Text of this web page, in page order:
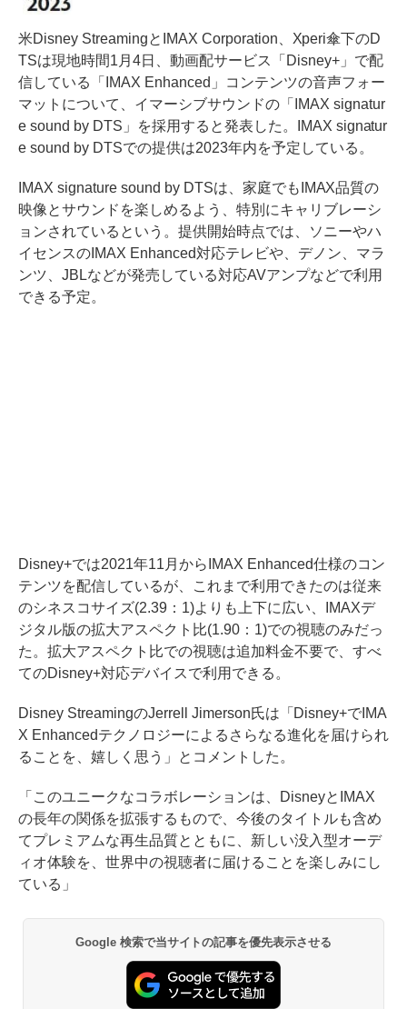
米Disney StreamingとIMAX Corporation、Xperi傘下のD
TSは現地時間1月4日、動画配サービス「Disney+」で配
信している「IMAX Enhanced」コンテンツの音声フォー
マットについて、イマーシブサウンドの「IMAX signatur
e sound by DTS」を採用すると発表した。IMAX signatur
e sound by DTSでの提供は2023年内を予定している。
IMAX signature sound by DTSは、家庭でもIMAX品質の
映像とサウンドを楽しめるよう、特別にキャリブレーシ
ョンされているという。提供開始時点では、ソニーやハ
イセンスのIMAX Enhanced対応テレビや、デノン、マラ
ンツ、JBLなどが発売している対応AVアンプなどで利用
できる予定。
Disney+では2021年11月からIMAX Enhanced仕様のコン
テンツを配信しているが、これまで利用できたのは従来
のシネスコサイズ(2.39：1)よりも上下に広い、IMAXデ
ジタル版の拡大アスペクト比(1.90：1)での視聴のみだっ
た。拡大アスペクト比での視聴は追加料金不要で、すべ
てのDisney+対応デバイスで利用できる。
Disney StreamingのJerrell Jimerson氏は「Disney+でIMA
X Enhancedテクノロジーによるさらなる進化を届けられ
ることを、嬉しく思う」とコメントした。
「このユニークなコラボレーションは、DisneyとIMAX
の長年の関係を拡張するもので、今後のタイトルも含め
てプレミアムな再生品質とともに、新しい没入型オーデ
ィオ体験を、世界中の視聴者に届けることを楽しみにし
ている」
Google 検索で当サイトの記事を優先表示させる